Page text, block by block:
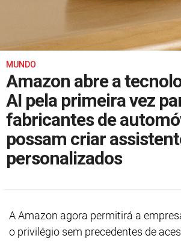
MUNDO
Amazon abre a
AI pela primeira vez
fabricantes de
possam criar
personalizados
A Amazon agora permitirá a
o privilégio sem precedentes de